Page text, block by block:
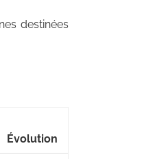
destinées
Évolution